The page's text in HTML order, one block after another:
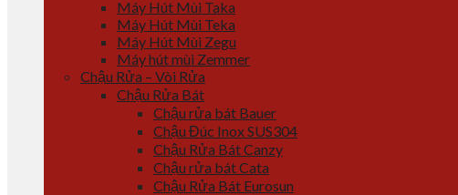
Máy Hút Mùi Taka
Máy Hút Mùi Teka
Máy Hút Mùi Zegu
Máy hút mùi Zemmer
Chậu Rửa – Vòi Rửa
Chậu Rửa Bát
Chậu rửa bát Bauer
Chậu Đúc Inox SUS304
Chậu Rửa Bát Canzy
Chậu rửa bát Cata
Chậu Rửa Bát Eurosun